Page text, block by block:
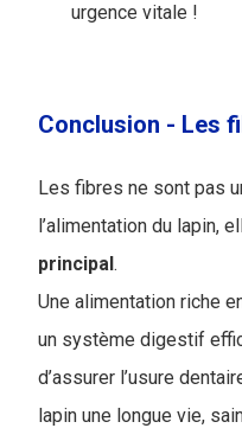
urgence vitale !
Conclusion - Les
Les fibres ne sont pas
l’alimentation du lapin,
principal.
Une alimentation riche
un système digestif
d’assurer l’usure
lapin une longue vie,